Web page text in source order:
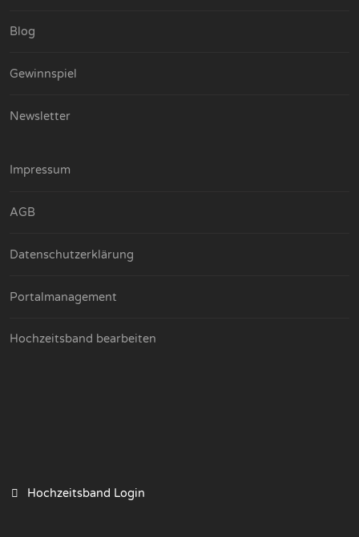
Blog
Gewinnspiel
Newsletter
Impressum
AGB
Datenschutzerklärung
Portalmanagement
Hochzeitsband bearbeiten
Hochzeitsband Login